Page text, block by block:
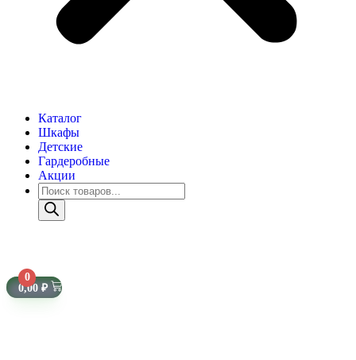
Каталог
Шкафы
Детские
Гардеробные
Акции
0,00 ₽
0